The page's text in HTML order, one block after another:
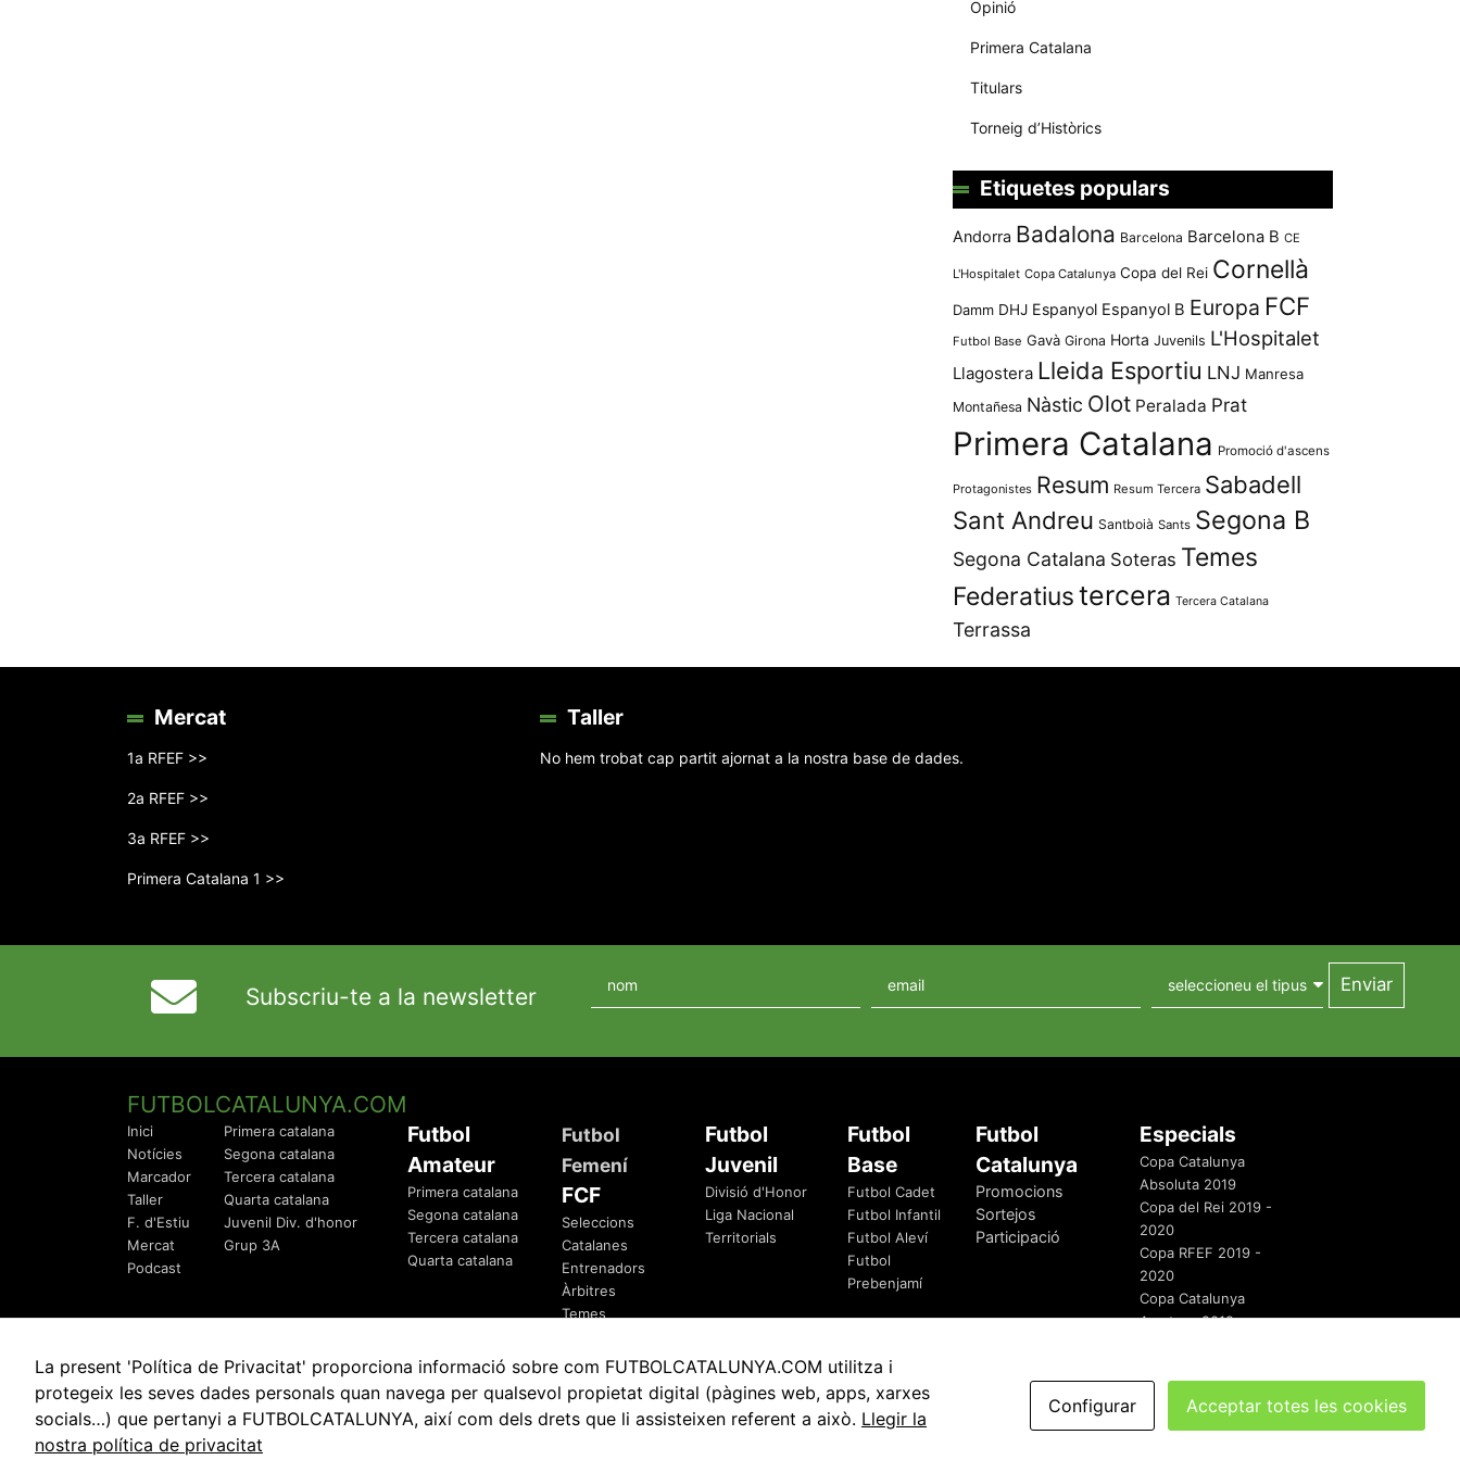
Opinió
Primera Catalana
Titulars
Torneig d’Històrics
Etiquetes populars
Andorra Badalona Barcelona Barcelona B CE
L'Hospitalet Copa Catalunya Copa del Rei Cornellà
Damm DHJ Espanyol Espanyol B Europa FCF
Futbol Base Gavà Girona Horta Juvenils L'Hospitalet
Llagostera Lleida Esportiu LNJ Manresa
Montañesa Nàstic Olot Peralada Prat
Primera Catalana Promoció d'ascens
Protagonistes Resum Resum Tercera Sabadell
Sant Andreu Santboià Sants Segona B
Segona Catalana Soteras Temes
Federatiustercera Tercera Catalana
Terrassa
Mercat
1a RFEF >>
2a RFEF >>
3a RFEF >>
Primera Catalana 1 >>
Taller
No hem trobat cap partit ajornat a la nostra base de dades.
Subscriu-te a la newsletter
FUTBOLCATALUNYA.COM
Inici
Notícies
Marcador
Taller
F. d'Estiu
Mercat
Podcast
Primera catalana
Segona catalana
Tercera catalana
Quarta catalana
Juvenil Div. d'honor
Grup 3A
Futbol
Amateur
Primera catalana
Segona catalana
Tercera catalana
Quarta catalana
Futbol
Femení
FCF
Seleccions
Catalanes
Entrenadors
Àrbitres
Temes
Futbol
Juvenil
Divisió d'Honor
Liga Nacional
Territorials
Futbol
Base
Futbol Cadet
Futbol Infantil
Futbol Aleví
Futbol
Prebenjamí
Futbol
Catalunya
Promocions
Sortejos
Participació
Especials
Copa Catalunya
Absoluta 2019
Copa del Rei 2019 -
2020
Copa RFEF 2019 -
2020
Copa Catalunya
Amateur 2019
© 2010 - 2026 FutbolCatalunya.com Avis Legal Política de Privacitat Política de Cookies redaccio@futbolcatalunya.com
La present 'Política de Privacitat' proporciona informació sobre com FUTBOLCATALUNYA.COM utilitza i
protegeix les seves dades personals quan navega per qualsevol propietat digital (pàgines web, apps, xarxes
socials…) que pertanyi a FUTBOLCATALUNYA, així com dels drets que li assisteixen referent a això. Llegir la
nostra política de privacitat
Configurar Acceptar totes les cookies